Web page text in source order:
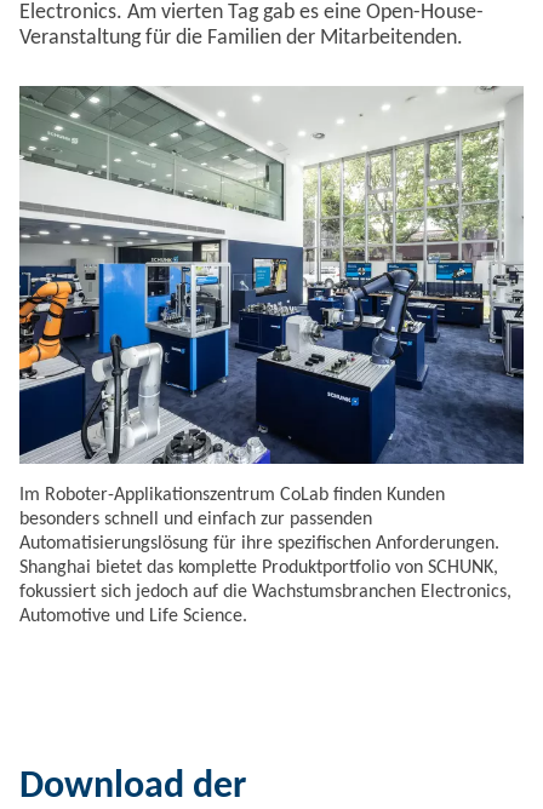
Electronics. Am vierten Tag gab es eine Open-House-
Veranstaltung für die Familien der Mitarbeitenden.
Im Roboter-Applikationszentrum CoLab finden Kunden
besonders schnell und einfach zur passenden
Automatisierungslösung für ihre spezifischen Anforderungen.
Shanghai bietet das komplette Produktportfolio von SCHUNK,
fokussiert sich jedoch auf die Wachstumsbranchen Electronics,
Automotive und Life Science.
Download der